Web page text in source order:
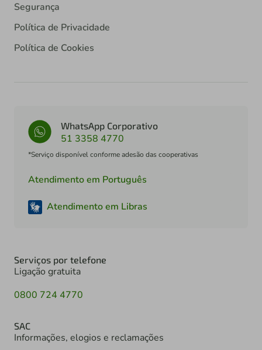
Segurança
Política de Privacidade
Política de Cookies
WhatsApp Corporativo
51 3358 4770
*Serviço disponível conforme adesão das cooperativas
Atendimento em Português
Atendimento em Libras
Serviços por telefone
Ligação gratuita
0800 724 4770
SAC
Informações, elogios e reclamações